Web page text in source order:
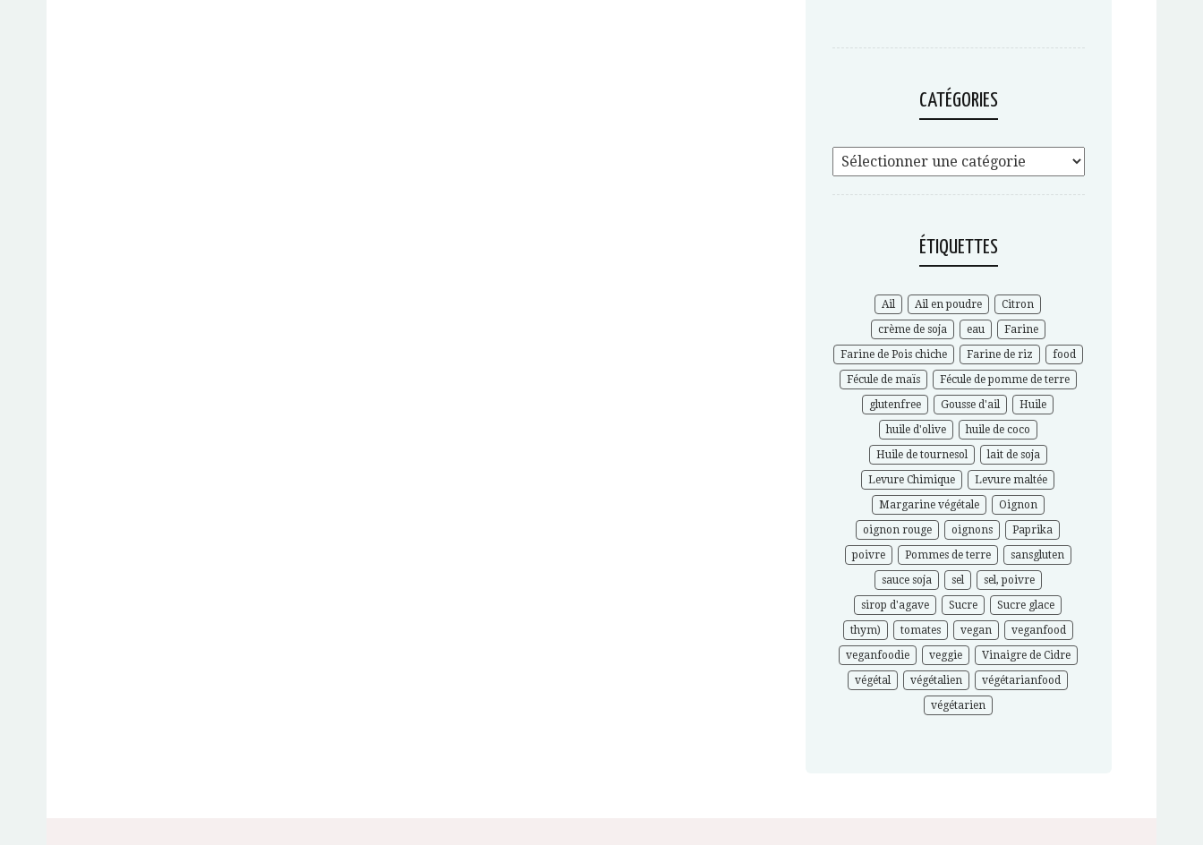
CATÉGORIES
ÉTIQUETTES
Ail Ail en poudre
Citron
crème de soja
eau
Farine
Farine de Pois chiche
Farine de riz
food
Fécule de maïs
Fécule de pomme de terre
glutenfree
Gousse d'ail
Huile
huile d'olive
huile de coco
Huile de tournesol
lait de soja
Levure Chimique
Levure maltée
Margarine végétale
Oignon
oignon rouge
oignons
Paprika
poivre
Pommes de terre
sansgluten
sauce soja
sel
sel, poivre
sirop d'agave
Sucre
Sucre glace
thym)
tomates vegan
veganfood
veganfoodie
veggie
Vinaigre de Cidre
végétal
végétalien
végétarianfood
végétarien